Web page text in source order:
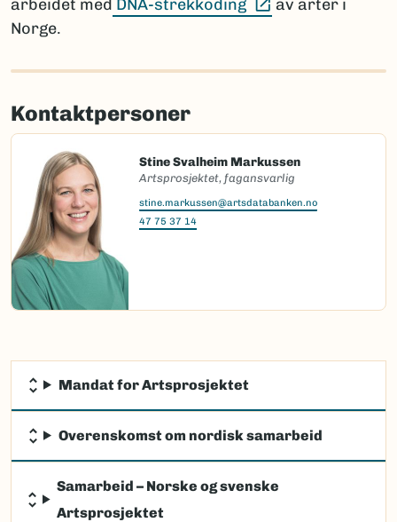
arbeidet med DNA-strekkoding
av arter i
Norge.
Kontaktpersoner
Stine Svalheim Markussen
Artsprosjektet, fagansvarlig
stine.markussen@artsdatabanken.no
47 75 37 14
Mandat for Artsprosjektet
Overenskomst om nordisk samarbeid
Samarbeid – Norske og svenske
Artsprosjektet